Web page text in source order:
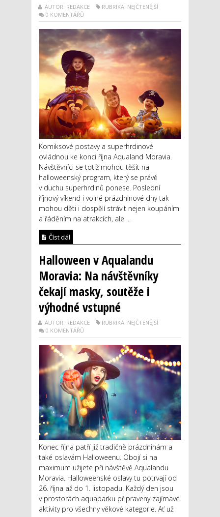
AUTOR: REDAKCE
RUBRIKA: NEJČTENĚJŠÍ
0 KOMENTÁŘŮ
Komiksové postavy a superhrdinové
ovládnou ke konci října Aqualand Moravia.
Návštěvníci se totiž mohou těšit na
halloweenský program, který se právě
v duchu superhrdinů ponese. Poslední
říjnový víkend i volné prázdninové dny tak
mohou děti i dospělí strávit nejen koupáním
a řáděním na atrakcích, ale ...
Číst dál
Halloween v Aqualandu
Moravia: Na návštěvníky
čekají masky, soutěže i
výhodné vstupné
AUTOR: REDAKCE
RUBRIKA: NEJČTENĚJŠÍ
0 KOMENTÁŘŮ
Konec října patří již tradičně prázdninám a
také oslavám Halloweenu. Obojí si na
maximum užijete při návštěvě Aqualandu
Moravia. Halloweenské oslavy tu potrvají od
26. října až do 1. listopadu. Každý den jsou
v prostorách aquaparku připraveny zajímavé
aktivity pro všechny věkové kategorie. Ať už